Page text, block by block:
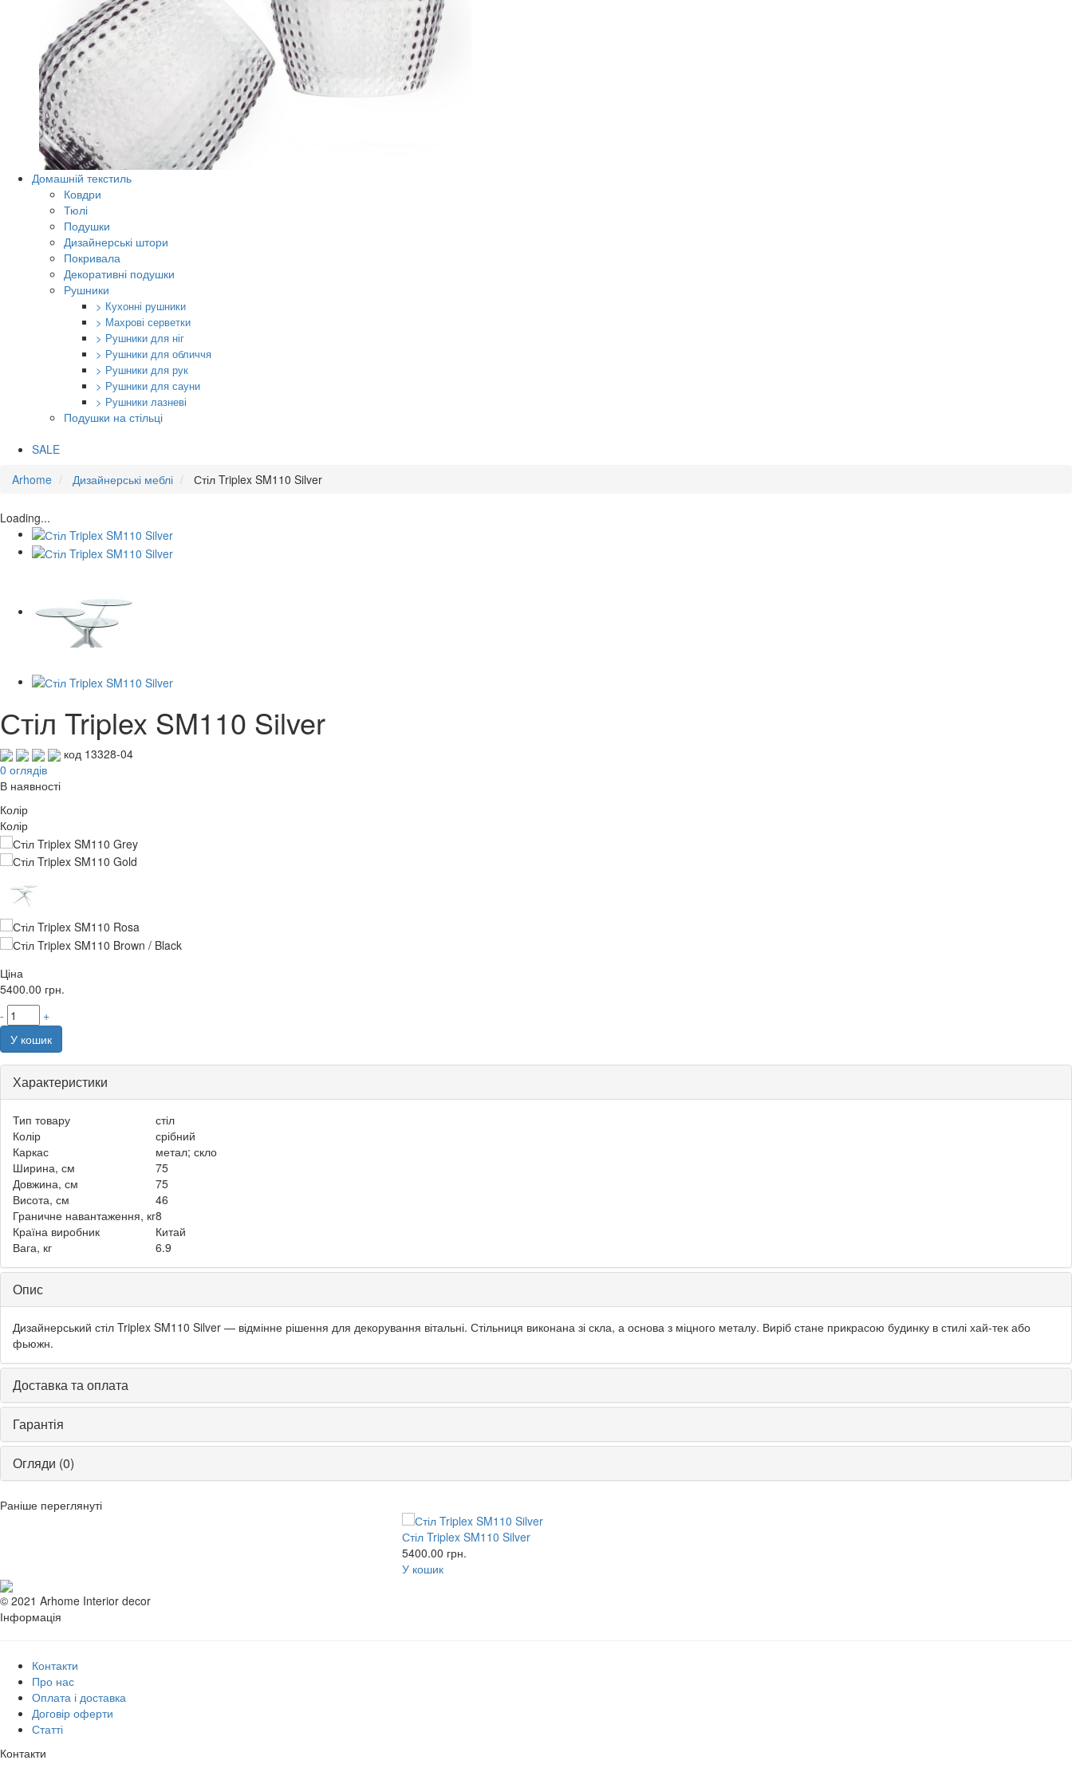
Домашній текстиль
Ковдри
Тюлі
Подушки
Дизайнерські штори
Покривала
Декоративні подушки
Рушники
> Кухонні рушники
> Махрові серветки
> Рушники для ніг
> Рушники для обличчя
> Рушники для рук
> Рушники для сауни
> Рушники лазневі
Подушки на стільці
SALE
Arhome
Дизайнерські меблі Стіл Triplex SM110 Silver
Loading...
Стіл Triplex SM110 Silver
код 13328-04
0 оглядів
В наявності
Колір
Колір
Ціна
5400.00 грн.
-
+
У кошик
Характеристики
Тип товару
стіл
Колір
срібний
Каркас
метал; скло
Ширина, см
75
Довжина, см
75
Висота, см
46
Граничне навантаження, кг8
Країна виробник
Китай
Вага, кг
6.9
Опис
Дизайнерський стіл Triplex SM110 Silver — відмінне рішення для декорування вітальні. Стільниця виконана зі скла, а основа з міцного металу. Виріб стане прикрасою будинку в стилі хай-тек або
фьюжн.
Доставка та оплата
Гарантія
Огляди (0)
Раніше переглянуті
Стіл Triplex SM110 Silver
5400.00 грн.
У кошик
© 2021 Arhome Interior decor
Інформація
Контакти
Про нас
Оплата і доставка
Договір оферти
Статті
Контакти